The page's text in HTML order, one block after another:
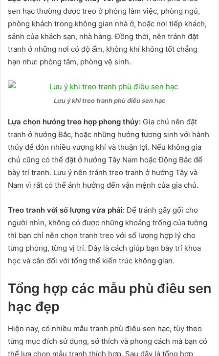
sen hạc thường được treo ở phòng làm việc, phòng ngủ,
phòng khách trong không gian nhà ở, hoặc nơi tiếp khách,
sảnh của khách sạn, nhà hàng. Đồng thời, nên tránh đặt
tranh ở những nơi có độ ẩm, không khí không tốt chẳng
hạn như: phòng tắm, phòng vệ sinh.
Lưu ý khi treo tranh phù điêu sen hạc
Lựa chọn hướng treo hợp phong thủy: Gia chủ nên đặt
tranh ở hướng Bắc, hoặc những hướng tương sinh với hành
thủy để đón nhiều vượng khí và thuận lợi. Nếu không gia
chủ cũng có thể đặt ở hướng Tây Nam hoặc Đông Bắc để
bày trí tranh. Lưu ý nên tránh treo tranh ở hướng Tây và
Nam vì rất có thể ảnh hưởng đến vận mệnh của gia chủ.
Treo tranh với số lượng vừa phải:Để tránh gây gối cho
người nhìn, không có được những khoảng trống của tường
thì bạn chỉ nên chọn tranh treo với số lượng hợp lý cho
từng phòng, từng vị trí. Đây là cách giúp bạn bày trí khoa
học và cân đối với tổng thể kiến trúc không gian.
Tổng hợp các mẫu phù điêu sen
hạc đẹp
Hiện nay, có nhiều mẫu tranh phù điêu sen hạc, tùy theo
từng mục đích sử dụng, sở thích và phong cách mà bạn có
thể lựa chọn mẫu tranh thích hợp. Sau đây là tổng hợp